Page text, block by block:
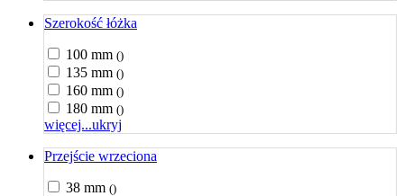
Szerokość łóżka
100 mm ()
135 mm ()
160 mm ()
180 mm ()
więcej...ukryj
Przejście wrzeciona
38 mm ()